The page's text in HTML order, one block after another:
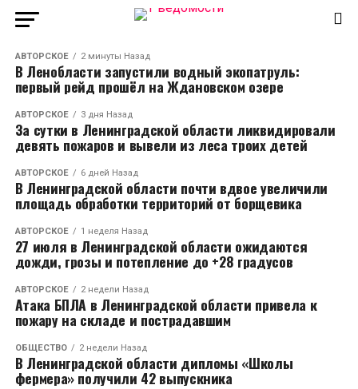
АВТОРСКОЕ 2 минуты Назад
В Ленобласти запустили водный экопатруль:
первый рейд прошёл на Ждановском озере
АВТОРСКОЕ 3 дня Назад
За сутки в Ленинградской области ликвидировали
девять пожаров и вывели из леса троих детей
АВТОРСКОЕ 6 дней Назад
В Ленинградской области почти вдвое увеличили
площадь обработки территорий от борщевика
АВТОРСКОЕ 1 неделя Назад
27 июля в Ленинградской области ожидаются
дожди, грозы и потепление до +28 градусов
АВТОРСКОЕ 2 недели Назад
Атака БПЛА в Ленинградской области привела к
пожару на складе и пострадавшим
ОБЩЕСТВО 2 недели Назад
В Ленинградской области дипломы «Школы
фермера» получили 42 выпускника